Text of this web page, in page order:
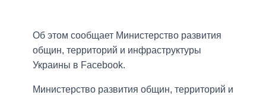
Об этом сообщает Министерство развития
общин, территорий и инфраструктуры
Украины в Facebook.
Министерство развития общин, территорий и